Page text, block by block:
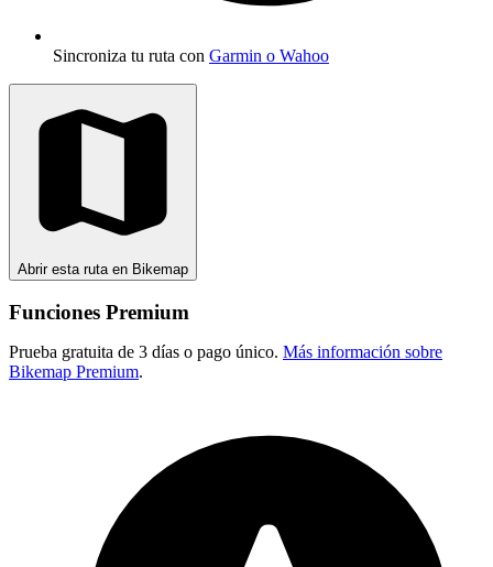
Sincroniza tu ruta con Garmin o Wahoo
Abrir esta ruta en Bikemap
Funciones Premium
Prueba gratuita de 3 días o pago único. Más información sobre
Bikemap Premium.